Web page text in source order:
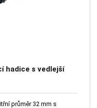
hadice s vedlejší
průměr 32 mm s